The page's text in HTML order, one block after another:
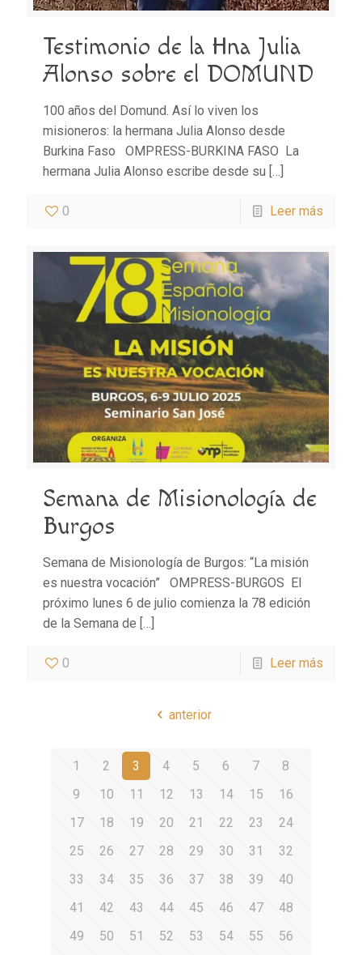
Testimonio de la Hna Julia
Alonso sobre el DOMUND
100 años del Domund. Así lo viven los
misioneros: la hermana Julia Alonso desde
Burkina Faso OMPRESS-BURKINA FASO La
hermana Julia Alonso escribe desde su […]
0 Leer más
Semana de Misionología de
Burgos
Semana de Misionología de Burgos: “La misión
es nuestra vocación” OMPRESS-BURGOS El
próximo lunes 6 de julio comienza la 78 edición
de la Semana de […]
0 Leer más
anterior
1 2 3 4 5 6 7
8
9
10 11 12 13 14 15
16
17
18 19 20 21 22 23
24
25
26 27 28 29 30 31
32
33
34 35 36 37 38 39
40
41
42 43 44 45 46 47
48
49
50 51 52 53 54 55
56